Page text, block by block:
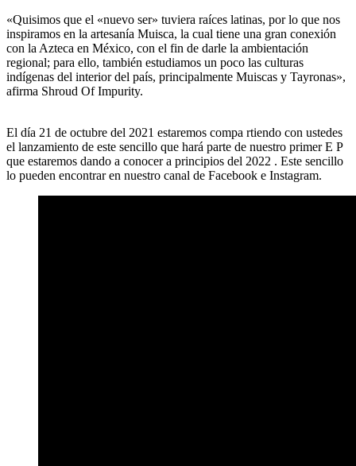
«Quisimos que el «nuevo ser» tuviera raíces latinas, por lo que nos
inspiramos en la artesanía Muisca, la cual tiene una gran conexión
con la Azteca en México, con el fin de darle la ambientación
regional; para ello, también estudiamos un poco las culturas
indígenas del interior del país, principalmente Muiscas y Tayronas»,
afirma Shroud Of Impurity.
El día 21 de octubre del 2021 estaremos compa rtiendo con ustedes
el lanzamiento de este sencillo que hará parte de nuestro primer E P
que estaremos dando a conocer a principios del 2022 . Este sencillo
lo pueden encontrar en nuestro canal de Facebook e Instagram.